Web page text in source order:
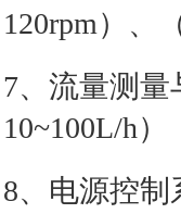
120rpm）、
7、流量测量
10~100L/h）
8、电源控